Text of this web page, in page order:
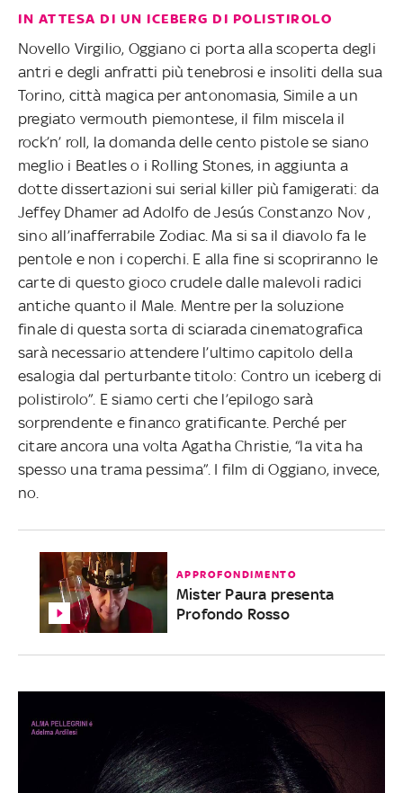
IN ATTESA DI UN ICEBERG DI POLISTIROLO
Novello Virgilio, Oggiano ci porta alla scoperta degli
antri e degli anfratti più tenebrosi e insoliti della sua
Torino, città magica per antonomasia, Simile a un
pregiato vermouth piemontese, il film miscela il
rock’n’ roll, la domanda delle cento pistole se siano
meglio i Beatles o i Rolling Stones, in aggiunta a
dotte dissertazioni sui serial killer più famigerati: da
Jeffey Dhamer ad Adolfo de Jesús Constanzo Nov ,
sino all’inafferrabile Zodiac. Ma si sa il diavolo fa le
pentole e non i coperchi. E alla fine si scopriranno le
carte di questo gioco crudele dalle malevoli radici
antiche quanto il Male. Mentre per la soluzione
finale di questa sorta di sciarada cinematografica
sarà necessario attendere l’ultimo capitolo della
esalogia dal perturbante titolo: Contro un iceberg di
polistirolo”. E siamo certi che l’epilogo sarà
sorprendente e financo gratificante. Perché per
citare ancora una volta Agatha Christie, “la vita ha
spesso una trama pessima”. I film di Oggiano, invece,
no.
APPROFONDIMENTO
Mister Paura presenta
Profondo Rosso